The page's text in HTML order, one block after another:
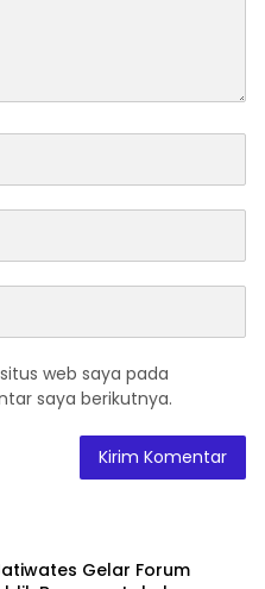
web saya pada
saya berikutnya.
Gelar Forum